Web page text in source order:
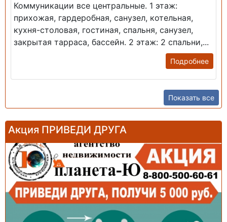
Коммуникации все центральные. 1 этаж:
прихожая, гардеробная, санузел, котельная,
кухня-столовая, гостиная, спальня, санузел,
закрытая тарраса, бассейн. 2 этаж: 2 спальни,...
Подробнее
Показать все
Акция ПРИВЕДИ ДРУГА